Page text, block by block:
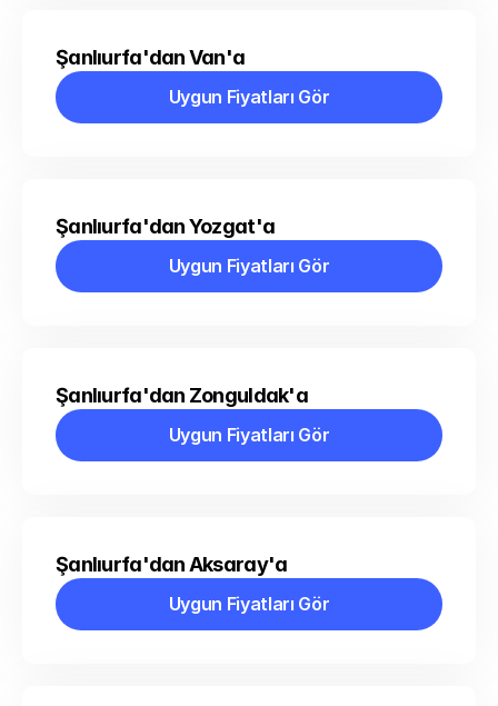
Şanlıurfa'dan Van'a
Uygun Fiyatları Gör
Uygun Fiyatları Gör
Şanlıurfa'dan Yozgat'a
Uygun Fiyatları Gör
Uygun Fiyatları Gör
Şanlıurfa'dan Zonguldak'a
Uygun Fiyatları Gör
Uygun Fiyatları Gör
Şanlıurfa'dan Aksaray'a
Uygun Fiyatları Gör
Uygun Fiyatları Gör